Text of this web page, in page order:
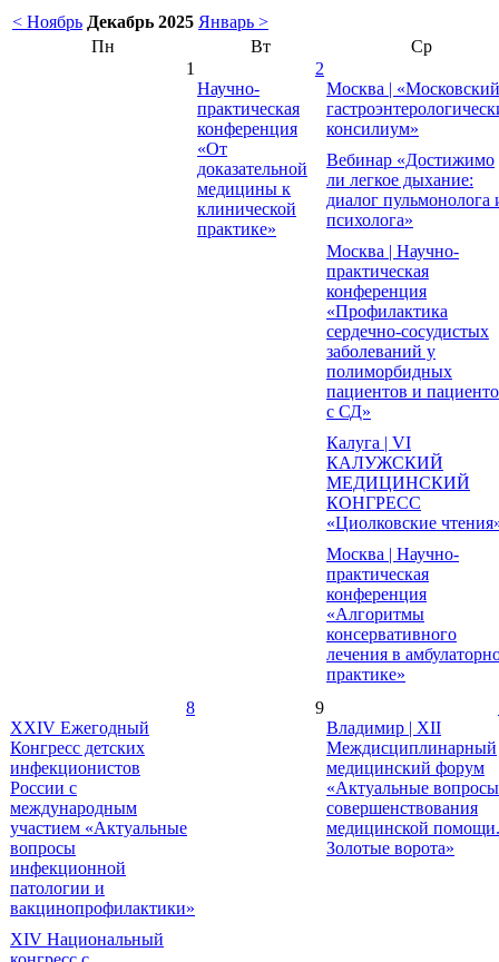
< Ноябрь Декабрь 2025 Январь >
Пн
Вт
Ср
1
2
Научно-
практическая
конференция
«От
доказательной
медицины к
клинической
практике»
Москва | «Московский
консилиум»
Вебинар «Достижимо
ли легкое дыхание:
диалог пульмонолога
психолога»
Москва | Научно-
практическая
конференция
«Профилактика
сердечно-сосудистых
заболеваний у
полиморбидных
пациентов и
с СД»
Калуга | VI
КАЛУЖСКИЙ
МЕДИЦИНСКИЙ
КОНГРЕСС
«Циолковские
Москва | Научно-
практическая
конференция
«Алгоритмы
консервативного
лечения в
практике»
8
ХХIV Ежегодный
Конгресс детских
инфекционистов
России с
международным
участием «Актуальные
вопросы
инфекционной
патологии и
вакцинопрофилактики»
XIV Национальный
9
Владимир | ХII
Междисциплинарный
медицинский форум
«Актуальные вопросы
совершенствования
медицинской помощи.
Золотые ворота»